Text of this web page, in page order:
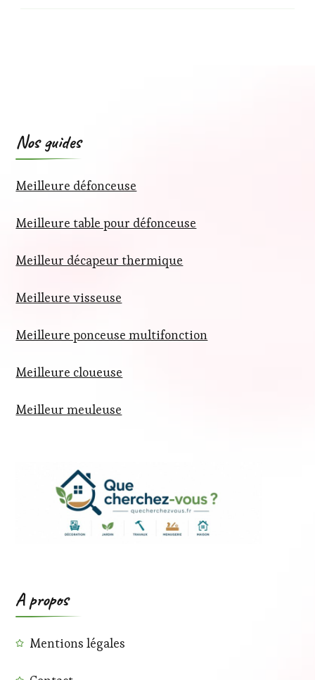
Nos guides
Meilleure défonceuse
Meilleure table pour défonceuse
Meilleur décapeur thermique
Meilleure visseuse
Meilleure ponceuse multifonction
Meilleure cloueuse
Meilleur meuleuse
A propos
Mentions légales